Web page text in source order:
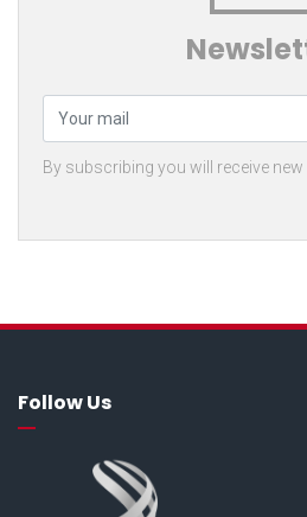
By subscribing you will receive
Follow Us